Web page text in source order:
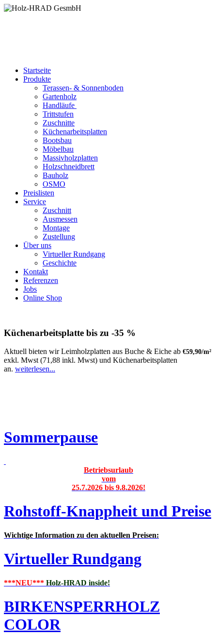
Startseite
Produkte
Terassen- & Sonnenboden
Gartenholz
Handläufe
Trittstufen
Zuschnitte
Küchenarbeitsplatten
Bootsbau
Möbelbau
Massivholzplatten
Holzschneidbrett
Bauholz
OSMO
Preislisten
Service
Zuschnitt
Ausmessen
Montage
Zustellung
Über uns
Virtueller Rundgang
Geschichte
Kontakt
Referenzen
Jobs
Online Shop
Küchenarbeitsplatte bis zu -35 %
Aktuell bieten wir Leimholzplatten aus Buche & Eiche ab €59,90/m²
exkl. Mwst (71,88 inkl. Mwst) und Küchenarbeitsplatten
an. weiterlesen...
Sommerpause
Betriebsurlaub
vom
25.7.2026 bis 9.8.2026!
Rohstoff-Knappheit und Preise
Wichtige Information zu den aktuellen Preisen:
Virtueller Rundgang
***NEU*** Holz-HRAD inside!
BIRKENSPERRHOLZ
COLOR